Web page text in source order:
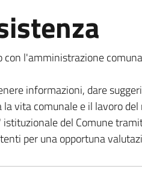
con l'amministrazione
informazioni, dare
vita comunale e il lavoro del
del Comune
per una opportuna